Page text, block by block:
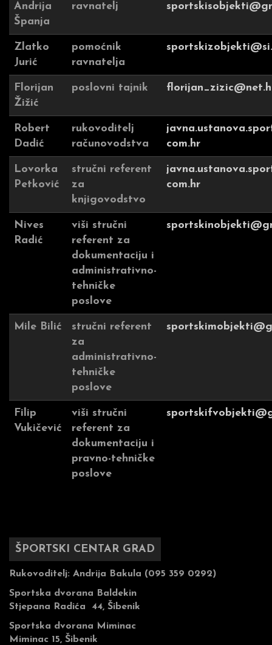
Andrija
Španja
ravnatelj
Zlatko
Jurić
pomoćnik
ravnatelja
Florijan
Žižić
poslovni tajnik
Robert
Dadić
rukovoditelj
računovodstva
com.hr
Lovorka
Petković
stručni referent
za
knjigovodstvo
com.hr
Nives
Radić
viši stručni
referent za
dokumentaciju i
administrativno-
tehničke
poslove
Mile Bilić
stručni referent
za
administrativno-
tehničke
poslove
Filip
Vukičević
viši stručni
referent za
dokumentaciju i
pravno-tehničke
poslove
ŠPORTSKI CENTAR GRAD
Rukovoditelj: Andrija Bakula (095 359 0292)
Sportska dvorana Baldekin
Stjepana Radića 44, Šibenik
Sportska dvorana Miminac
Miminac 15, Šibenik